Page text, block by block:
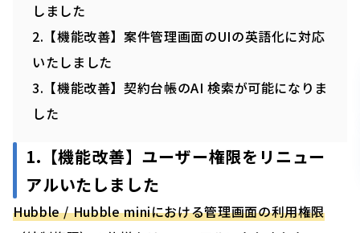
しました
2.【機能改善】案件管理画面のUIの英語化に対応
いたしました
3.【機能改善】契約台帳のAI 検索が可能になりま
した
1.【機能改善】ユーザー権限をリニュー
アルいたしました
Hubble / Hubble miniにおける管理画面の利用権限